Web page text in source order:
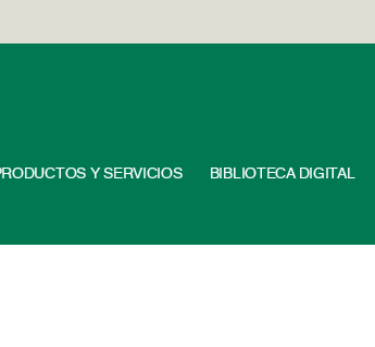
Y SERVICIOS BIBLIOTECA DIGITAL